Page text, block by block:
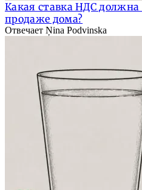
Какая ставка НДС
продаже дома?
Отвечает Ņina Podvinska